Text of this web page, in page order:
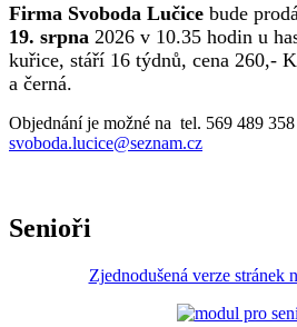
Firma Svoboda Lučice bude
19. srpna 2026 v 10.35 hodin u
kuřice, stáří 16 týdnů, cena 260,-
a černá.
Objednání je možné na tel. 569 489
svoboda.lucice@seznam.cz
Senioři
Zjednodušená verze stránek